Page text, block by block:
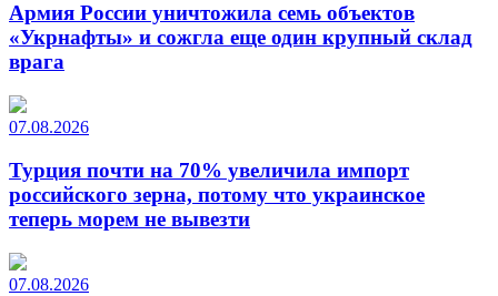
Армия России уничтожила семь объектов
«Укрнафты» и сожгла еще один крупный склад
врага
07.08.2026
Турция почти на 70% увеличила импорт
российского зерна, потому что украинское
теперь морем не вывезти
07.08.2026